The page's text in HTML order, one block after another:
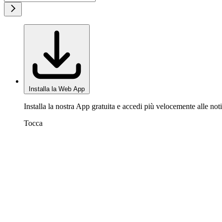
Installa la Web App
Installa la nostra App gratuita e accedi più velocemente alle
Tocca